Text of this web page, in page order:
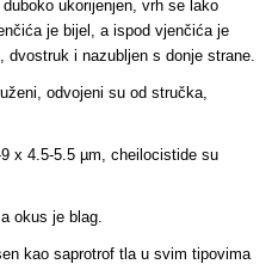
ukorijenjen, vrh se lako
je bijel, a ispod vjenčića je
i nazubljen s donje strane.
odvojeni su od stručka,
x 4.5-5.5 µm, cheilocistide su
okus je blag.
kao saprotrof tla u svim tipovima